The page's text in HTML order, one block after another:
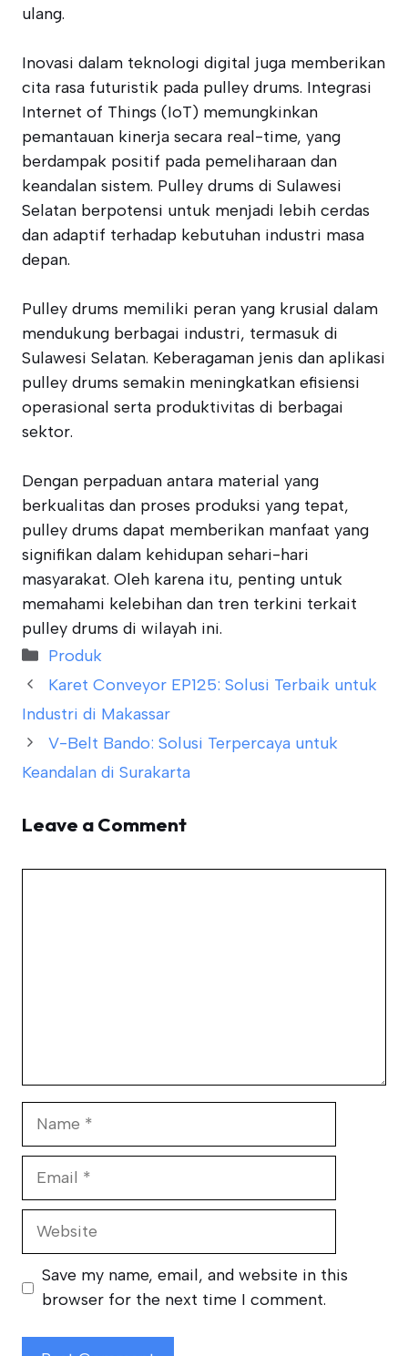
ulang.
Inovasi dalam teknologi digital juga memberikan
cita rasa futuristik pada pulley drums. Integrasi
Internet of Things (IoT) memungkinkan
pemantauan kinerja secara real-time, yang
berdampak positif pada pemeliharaan dan
keandalan sistem. Pulley drums di Sulawesi
Selatan berpotensi untuk menjadi lebih cerdas
dan adaptif terhadap kebutuhan industri masa
depan.
Pulley drums memiliki peran yang krusial dalam
mendukung berbagai industri, termasuk di
Sulawesi Selatan. Keberagaman jenis dan aplikasi
pulley drums semakin meningkatkan efisiensi
operasional serta produktivitas di berbagai
sektor.
Dengan perpaduan antara material yang
berkualitas dan proses produksi yang tepat,
pulley drums dapat memberikan manfaat yang
signifikan dalam kehidupan sehari-hari
masyarakat. Oleh karena itu, penting untuk
memahami kelebihan dan tren terkini terkait
pulley drums di wilayah ini.
Categories
Produk
Karet Conveyor EP125: Solusi Terbaik untuk
Industri di Makassar
V-Belt Bando: Solusi Terpercaya untuk
Keandalan di Surakarta
Leave a Comment
Website
Save my name, email, and website in this
browser for the next time I comment.